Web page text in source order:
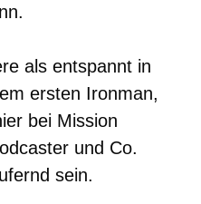
als entspannt in
ersten Ironman,
bei Mission
und Co.
sein.